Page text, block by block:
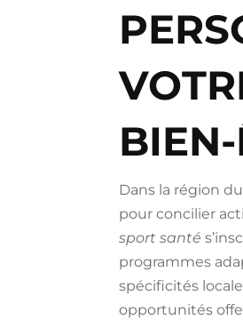
Dans la région
pour concilier
sport santé
programmes
spécificités
opportunités